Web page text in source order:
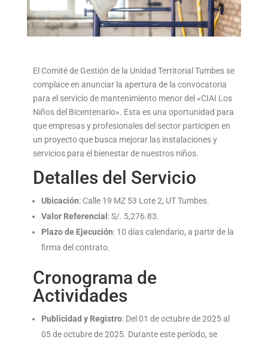
El Comité de Gestión de la Unidad Territorial Tumbes se
complace en anunciar la apertura de la convocatoria
para el servicio de mantenimiento menor del «CIAI Los
Niños del Bicentenario». Esta es una oportunidad para
que empresas y profesionales del sector participen en
un proyecto que busca mejorar las instalaciones y
servicios para el bienestar de nuestros niños.
Detalles del Servicio
Ubicación: Calle 19 MZ 53 Lote 2, UT Tumbes.
Valor Referencial : S/. 5,276.83.
Plazo de Ejecución: 10 días calendario, a partir de la
firma del contrato.
Cronograma de
Actividades
Publicidad y Registro: Del 01 de octubre de 2025 al
05 de octubre de 2025. Durante este período, se